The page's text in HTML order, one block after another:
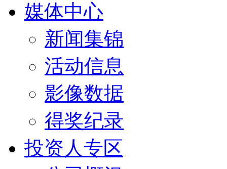
媒体中心
新闻集锦
活动信息
影像数据
得奖纪录
投资人专区